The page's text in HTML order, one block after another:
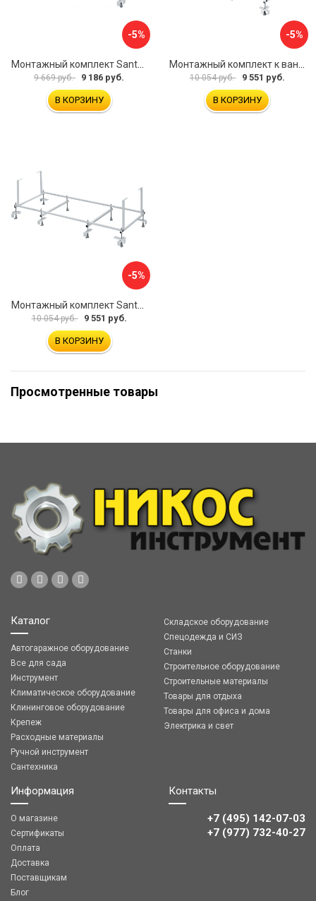
-5%
9 669 руб. 9 186 руб.
В КОРЗИНУ
-5%
10 054 руб. 9 551 руб.
В КОРЗИНУ
-5%
10 054 руб. 9 551 руб.
В КОРЗИНУ
Просмотренные товары
Каталог
Автогаражное оборудование
Все для сада
Инструмент
Климатическое оборудование
Клининговое оборудование
Крепеж
Расходные материалы
Ручной инструмент
Сантехника
Складское оборудование
Спецодежда и СИЗ
Станки
Строительное оборудование
Строительные материалы
Товары для отдыха
Товары для офиса и дома
Электрика и свет
Информация
О магазине
Сертификаты
Оплата
Доставка
Поставщикам
Блог
Контакты
+7 (495) 142-07-03
‎‎+7 (977) 732-40-27